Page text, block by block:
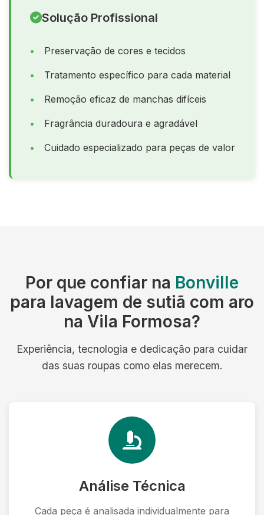
Solução Profissional
Preservação de cores e tecidos
Tratamento específico para cada material
Remoção eficaz de manchas difíceis
Fragrância duradoura e agradável
Cuidado especializado para peças de valor
Por que confiar na Bonville
para lavagem de sutiã com aro
na Vila Formosa?
Experiência, tecnologia e dedicação para cuidar
das suas roupas como elas merecem.
Análise Técnica
Cada peça é analisada individualmente para